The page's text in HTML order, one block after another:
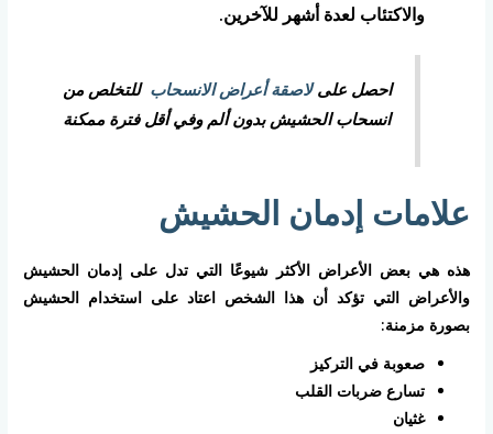
والاكتئاب لعدة أشهر للآخرين.
احصل علىلاصقة أعراض الانسحاب للتخلص من
انسحاب الحشيش بدون ألم وفي أقل فترة ممكنة
علامات إدمان الحشيش
هذه هي بعض الأعراض الأكثر شيوعًا التي تدل على إدمان الحشيش
والأعراض التي تؤكد أن هذا الشخص اعتاد على استخدام الحشيش
بصورة مزمنة:
صعوبة في التركيز
تسارع ضربات القلب
غثيان